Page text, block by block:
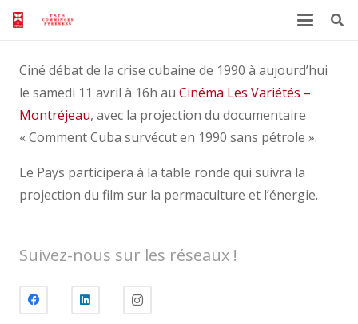
Ciné débat de la crise cubaine de 1990 à aujourd’hui
le samedi 11 avril à 16h au Cinéma Les Variétés –
Montréjeau, avec la projection du documentaire
« Comment Cuba survécut en 1990 sans pétrole ».
Le Pays participera à la table ronde qui suivra la
projection du film sur la permaculture et l’énergie.
Suivez-nous sur les réseaux !